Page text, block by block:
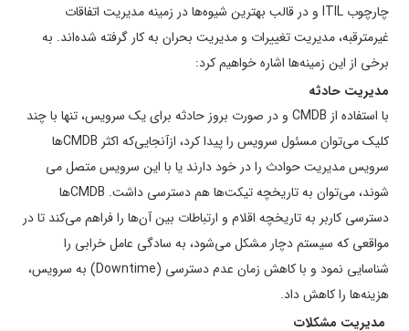
چارچوب ITIL و در قالب بهترین شیوه­‌ها در زمینه مدیریت اتفاقات
غیرمترقبه، مدیریت تغییرات و مدیریت بحران به کار گرفته شده­‌اند. به
برخی از این زمینه­‌ها اشاره خواهیم کرد:
مدیریت حادثه
با استفاده از CMDB و در صورت بروز حادثه برای یک سرویس، تنها با چند
کلیک می‌توان مسئول سرویس را پیدا کرد، ازآنجایی‌که اکثر CMDBها
سرویس مدیریت حوادث را در خود دارند یا با این سرویس متصل می­­‌
شوند، می­‌توان به تاریخچه تیکت‌­ها هم دسترسی داشت. CMDBها
دسترسی کاربر به تاریخچه اقلام و ارتباطات بین آن‌ها را فراهم می‌کند تا در
مواقعی که سیستم دچار مشکل می­‌شود، به سادگی عامل خرابی را
شناسایی نمود و با کاهش زمان عدم ­دسترسی (Downtime) به سرویس،
هزینه‌­ها را کاهش داد.
مدیریت مشکلات